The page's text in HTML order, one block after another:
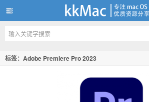
kkMac
标签：Adobe Premiere Pro 2023